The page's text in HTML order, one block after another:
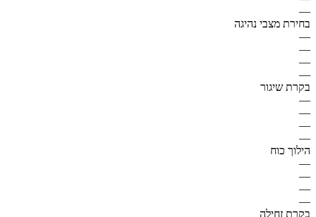
—
בחירת מצבי נהיגה
—
—
—
—
בקרת שיגור
—
—
—
—
הילוך כוח
—
—
—
—
בקרת זחילה